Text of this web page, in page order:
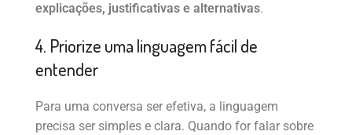
explicações, justificativas e alternativas.
4. Priorize uma linguagem fácil de
entender
Para uma conversa ser efetiva, a linguagem
precisa ser simples e clara. Quando for falar sobre